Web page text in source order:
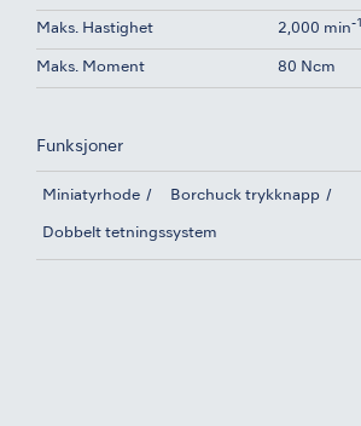
Maks. Hastighet 2,000 min-1
Maks. Moment 80 Ncm
Funksjoner
Miniatyrhode Borchuck trykknapp
Dobbelt tetningssystem